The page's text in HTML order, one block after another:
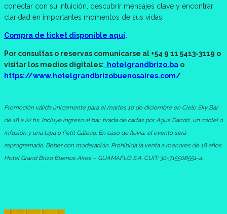
conectar con su intuición, descubrir mensajes clave y encontrar
claridad en importantes momentos de sus vidas.
Compra de ticket disponible aquí.
Por consultas o reservas comunicarse al +54 9 11 5413-3119 o
visitar los medios digitales: hotelgrandbrizo.ba o
https://www.hotelgrandbrizobuenosaires.com/
Promoción válida únicamente para el martes 10 de diciembre en Cielo Sky Bar,
de 18 a 22 hs. Incluye ingreso al bar, tirada de cartas por Agus Dandri, un cóctel o
infusión y una tapa o Petit Gâteau. En caso de lluvia, el evento será
reprogramado. Beber con moderación. Prohibida la venta a menores de 18 años.
Hotel Grand Brizo Buenos Aires – GUAMAFLO S.A. CUIT: 30-715508551-4.